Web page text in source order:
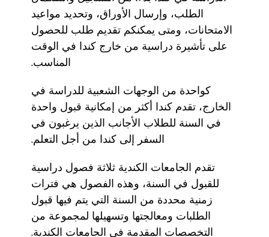
الطلب، وإرسال الأوراق، وتحديد مواعيد
الامتحانات، ومتى يمكنكم تقديم طلب للحصول
على تأشيرة دراسية من خارج كندا في الوقت
المناسب.
كواحدة من الوجهات الشعبية للدراسة في
الخارج، تقدم كندا أكثر من إمكانية قبول واحدة
في السنة للطلاب الأجانب الذين يرغبون في
السفر إلى كندا من أجل التعلم.
تقدم الجامعات الكندية ثلاثة فصول دراسية
للقبول في السنة، وهذه الفصول هي فترات
زمنية محددة من السنة التي يتم فيها قبول
الطلبات ومعالجتها وتسهيلها لمجموعة من
التخصصات المقدمة في الجامعات الكندية.